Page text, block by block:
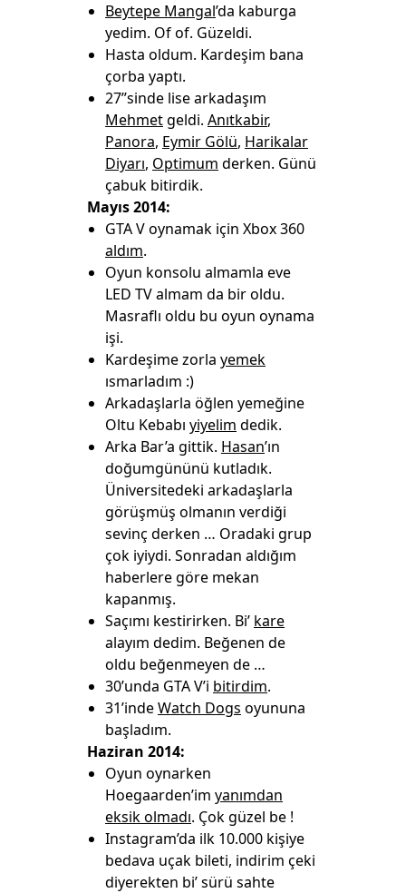
Beytepe Mangal’da kaburga
yedim. Of of. Güzeldi.
Hasta oldum. Kardeşim bana
çorba yaptı.
27’’sinde lise arkadaşım
Mehmetgeldi. Anıtkabir,
Panora, Eymir Gölü, Harikalar
Diyarı, Optimum derken. Günü
çabuk bitirdik.
Mayıs 2014:
GTA V oynamak için Xbox 360
aldım.
Oyun konsolu almamla eve
LED TV almam da bir oldu.
Masraflı oldu bu oyun oynama
işi.
Kardeşime zorla yemek
ısmarladım :)
Arkadaşlarla öğlen yemeğine
Oltu Kebabı yiyelim dedik.
Arka Bar’a gittik. Hasan’ın
doğumgününü kutladık.
Üniversitedeki arkadaşlarla
görüşmüş olmanın verdiği
sevinç derken … Oradaki grup
çok iyiydi. Sonradan aldığım
haberlere göre mekan
kapanmış.
Saçımı kestirirken. Bi’ kare
alayım dedim. Beğenen de
oldu beğenmeyen de …
30’unda GTA V’i bitirdim.
31’indeWatch Dogs oyununa
başladım.
Haziran 2014:
Oyun oynarken
Hoegaarden’im yanımdan
eksik olmadı. Çok güzel be !
Instagram’da ilk 10.000 kişiye
bedava uçak bileti, indirim çeki
diyerekten bi’ sürü sahte